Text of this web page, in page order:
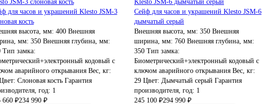
для часов и украшений Klesto JSM-3
кость
высота, мм: 400Внешняя
мм: 350Внешняя глубина, мм:
Тип замка:
кодовый с
аварийного открыванияВес, кг:
Слоновая костьГарантия
год: 1
660 ₽234 990 ₽
Сейф для часов и украшений Klesto JSM-6
дымчатый серый
Внешняя высота, мм: 350Внешняя
ширина, мм: 760Внешняя глубина, мм:
350Тип замка:
Биометрический+электронный кодовый с
ключом аварийного открыванияВес, кг:
29Цвет: Дымчатый серый Гарантия
производителя, год: 1
245 100 ₽294 990 ₽